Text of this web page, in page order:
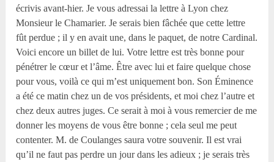
écrivis avant-hier. Je vous adressai la lettre à Lyon chez
Monsieur le Chamarier. Je serais bien fâchée que cette lettre
fût perdue ; il y en avait une, dans le paquet, de notre Cardinal.
Voici encore un billet de lui. Votre lettre est très bonne pour
pénétrer le cœur et l’âme. Être avec lui et faire quelque chose
pour vous, voilà ce qui m’est uniquement bon. Son Éminence
a été ce matin chez un de vos présidents, et moi chez l’autre et
chez deux autres juges. Ce serait à moi à vous remercier de me
donner les moyens de vous être bonne ; cela seul me peut
contenter. M. de Coulanges saura votre souvenir. Il est vrai
qu’il ne faut pas perdre un jour dans les adieux ; je serais très